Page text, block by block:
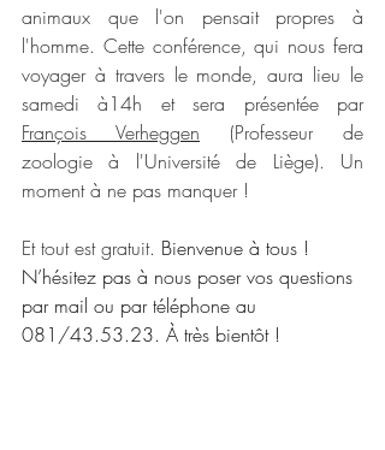
animaux que l'on pensait propres à
l'homme. Cette conférence, qui nous fera
voyager à travers le monde, aura lieu le
samedi à14h et sera présentée par
François Verheggen (Professeur de
zoologie à l'Université de Liège). Un
moment à ne pas manquer !
Et tout est gratuit. Bienvenue à tous !
N’hésitez pas à nous poser vos questions
par mail ou par téléphone au
081/43.53.23. À très bientôt !